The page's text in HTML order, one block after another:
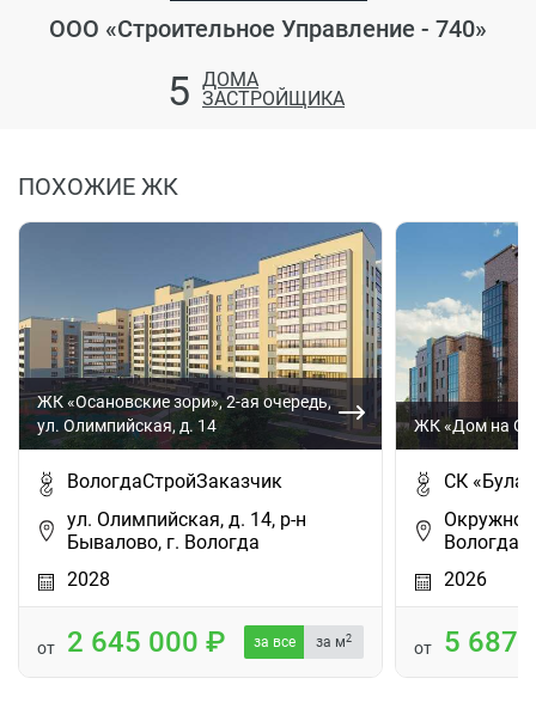
ООО «Строительное Управление - 740»
5 ДОМА
ЗАСТРОЙЩИКА
ПОХОЖИЕ ЖК
ЖК «Осановские зори», 2-ая очередь,
ул. Олимпийская, д. 14
ВологдаСтройЗаказчик
ул. Олимпийская, д. 14, р-н
Бывалово, г. Вологда
2028
от 2 645 000 за все за м2
ЖК «Дом на
СК
Окружное
Вологда
2026
от 5 687